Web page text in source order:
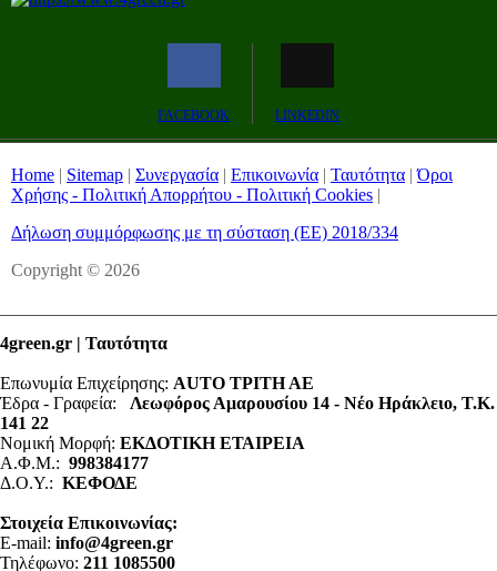
FACEBOOK LINKEDIN
Home | Sitemap | Συνεργασία | Επικοινωνία | Ταυτότητα |Όροι
Χρήσης - Πολιτική Απορρήτου - Πολιτική Cookies |
Δήλωση συμμόρφωσης με τη σύσταση (ΕΕ) 2018/334
Copyright © 2026
4green.gr | Ταυτότητα
Επωνυμία Επιχείρησης: AUTO ΤΡΙΤΗ ΑΕ
Έδρα - Γραφεία: Λεωφόρος Αμαρουσίου 14 - Νέο Ηράκλειο, Τ.Κ.
141 22
Νομική Μορφή: ΕΚΔΟΤΙΚΗ ΕΤΑΙΡΕΙΑ
Α.Φ.Μ.: 998384177
Δ.Ο.Υ.: ΚΕΦΟΔΕ
Στοιχεία Επικοινωνίας:
E-mail: info@4green.gr
Τηλέφωνο: 211 1085500